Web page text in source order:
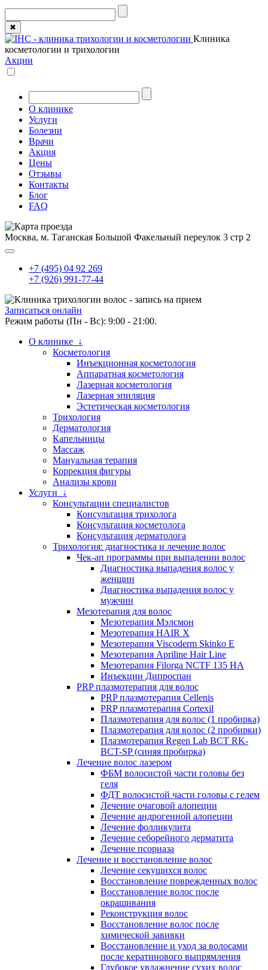
✖
Клиника
косметологии и трихологии
Акции
О клинике
Услуги
Болезни
Врачи
Акция
Цены
Отзывы
Контакты
Блог
FAQ
Москва, м. Таганская Большой Факельный переулок 3 стр 2
+7 (495) 04 92 269
+7 (926) 991-77-44
Записаться онлайн
Режим работы (Пн - Вс): 9:00 - 21:00.
О клинике ↓
Косметология
Инъекционная косметология
Аппаратная косметология
Лазерная косметология
Лазерная эпиляция
Эстетическая косметология
Трихология
Дерматология
Капельницы
Массаж
Мануальная терапия
Коррекция фигуры
Анализы крови
Услуги ↓
Консультации специалистов
Консультация трихолога
Консультация косметолога
Консультация дерматолога
Трихология: диагностика и лечение волос
Чек-ап программы при выпадении волос
Диагностика выпадения волос у
женщин
Диагностика выпадения волос у
мужчин
Мезотерапия для волос
Мезотерапия Мэлсмон
Мезотерапия HAIR X
Мезотерапия Viscoderm Skinko E
Мезотерапия Apriline Hair Line
Мезотерапия Filorga NCTF 135 HA
Инъекции Дипроспан
PRP плазмотерапия для волос
PRP плазмотерапия Cellenis
PRP плазмотерапия Cortexil
Плазмотерапия для волос (1 пробирка)
Плазмотерапия для волос (2 пробирки)
Плазмотерапия Regen Lab BCT RK-
BCT-SP (синяя пробирка)
Лечение волос лазером
ФБМ волосистой части головы без
геля
ФДТ волосистой части головы с гелем
Лечение очаговой алопеции
Лечение андрогенной алопеции
Лечение фолликулита
Лечение себорейного дерматита
Лечение псориаза
Лечение и восстановление волос
Лечение секущихся волос
Восстановление поврежденных волос
Восстановление волос после
окрашивания
Реконструкция волос
Восстановление волос после
химической завивки
Восстановление и уход за волосами
после кератинового выпрямления
Глубокое увлажнение сухих волос